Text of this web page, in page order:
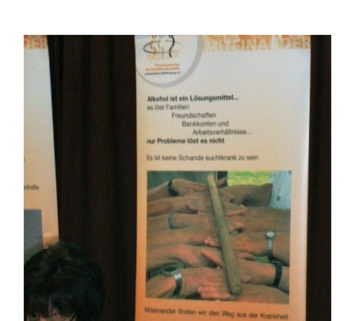
Mitgliedschaft
Termine
Vereinsleben
Medizinische Einrichtungen
Kontakt